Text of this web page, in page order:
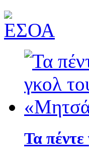
Τα